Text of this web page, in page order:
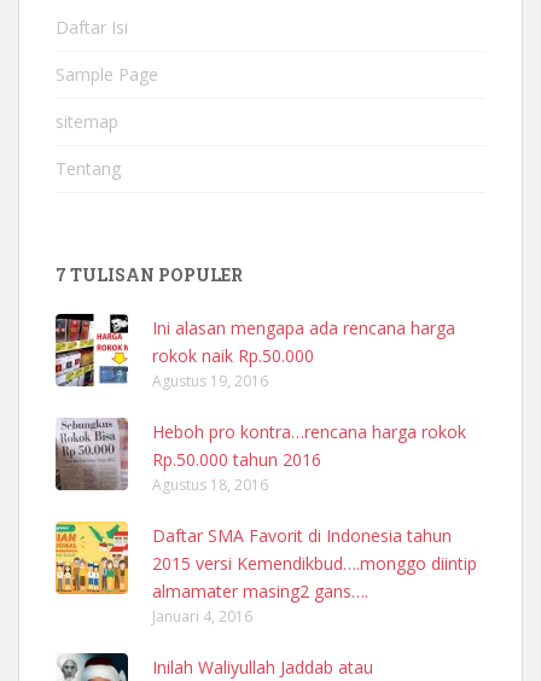
Daftar Isi
Sample Page
sitemap
Tentang
7 TULISAN POPULER
Ini alasan mengapa ada rencana harga
rokok naik Rp.50.000
Agustus 19, 2016
Heboh pro kontra…rencana harga rokok
Rp.50.000 tahun 2016
Agustus 18, 2016
Daftar SMA Favorit di Indonesia tahun
2015 versi Kemendikbud….monggo diintip
almamater masing2 gans….
Januari 4, 2016
Inilah Waliyullah Jaddab atau